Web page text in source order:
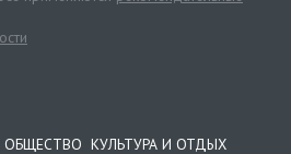
ОБЩЕСТВО КУЛЬТУРА И ОТДЫХ